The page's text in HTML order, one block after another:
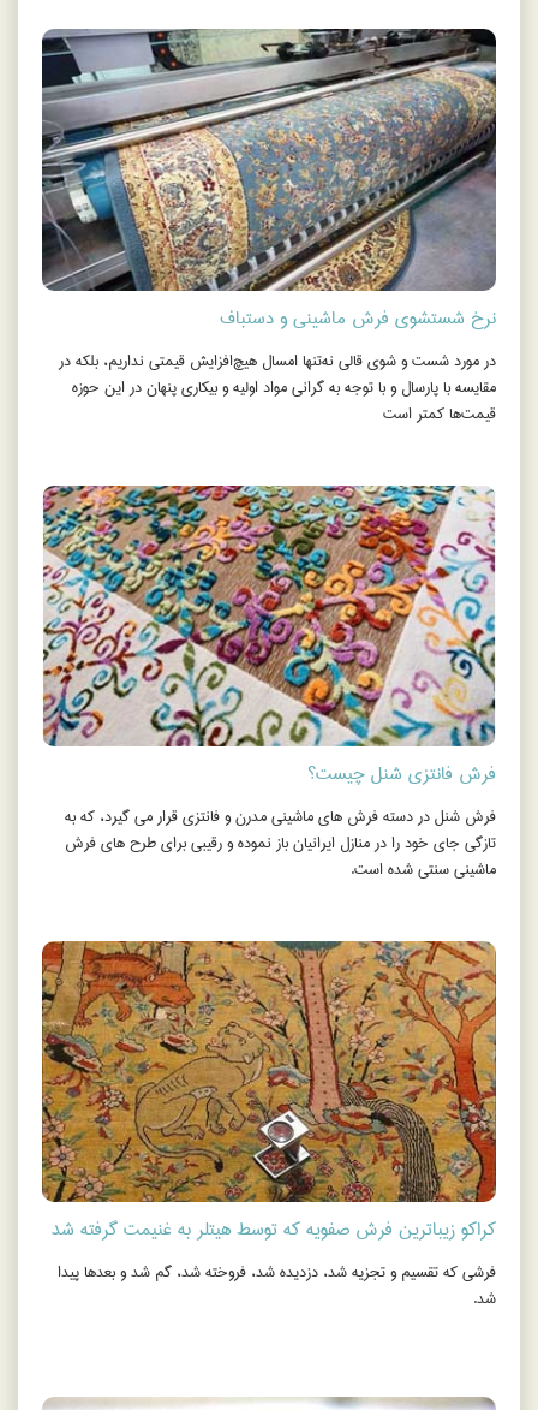
نرخ شستشوی فرش ماشینی و دستباف
در مورد شست و شوی قالی نه‌تنها امسال هیچ‌افزایش قیمتی نداریم، بلکه در
مقایسه با پارسال و با توجه به گرانی مواد اولیه و بیکاری پنهان در این حوزه
قیمت‌ها کمتر است
فرش فانتزي شنل چيست؟
فرش شنل در دسته فرش های ماشيني مدرن و فانتزی قرار می گیرد، که به
تازگی جاي خود را در منازل ايرانيان باز نموده و رقيبي براي طرح های فرش
ماشيني سنتی شده است.
کراکو زیباترین فرش صفویه که توسط هیتلر به غنیمت گرفته شد
فرشی که تقسیم و تجزیه شد، دزدیده شد، فروخته شد، گم شد و بعدها پیدا
شد.